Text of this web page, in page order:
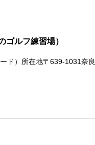
ゴルフ練習場）
ド）所在地〒639-1031奈良